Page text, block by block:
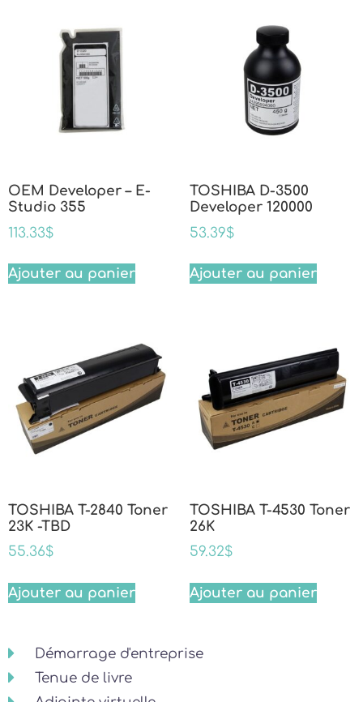
OEM Developer – E-
Studio 355
113.33$
Ajouter au panier
TOSHIBA D-3500
Developer 120000
53.39$
Ajouter au panier
TOSHIBA T-2840 Toner
23K -TBD
55.36$
Ajouter au panier
TOSHIBA T-4530 Toner
26K
59.32$
Ajouter au panier
Démarrage d'entreprise
Tenue de livre